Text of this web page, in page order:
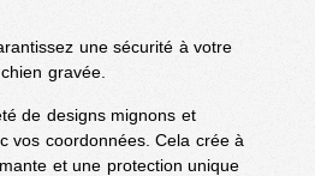
une sécurité à votre
gravée.
de designs mignons et
vos coordonnées. Cela crée à
et une protection unique